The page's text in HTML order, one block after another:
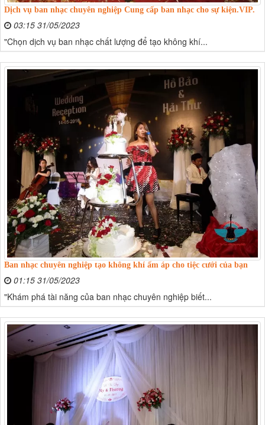
Dịch vụ ban nhạc chuyên nghiệp Cung cấp ban nhạc cho sự kiện.VIP.
03:15 31/05/2023
"Chọn dịch vụ ban nhạc chất lượng để tạo không khí...
Ban nhạc chuyên nghiệp tạo không khí ấm áp cho tiệc cưới của bạn
01:15 31/05/2023
"Khám phá tài năng của ban nhạc chuyên nghiệp biết...